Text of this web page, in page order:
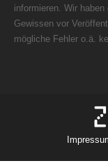
informieren. Wir
Gewissen vor
mögliche Fehler o.ä.